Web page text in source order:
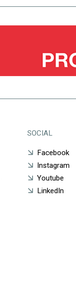
SOCIAL
Facebook
Instagram
Youtube
LinkedIn